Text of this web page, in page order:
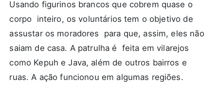
Usando figurinos brancos que cobrem quase o
corpo inteiro, os voluntários tem o objetivo de
assustar os moradores para que, assim, eles não
saiam de casa. A patrulha é feita em vilarejos
como Kepuh e Java, além de outros bairros e
ruas. A ação funcionou em algumas regiões.